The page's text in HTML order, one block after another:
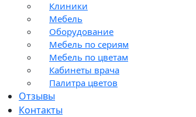
Клиники
Мебель
Оборудование
Мебель по сериям
Мебель по цветам
Кабинеты врача
Палитра цветов
Отзывы
Контакты